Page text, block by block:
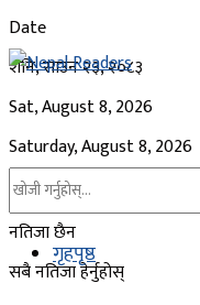
Date
शनि, साउन २३, २०८३
Sat, August 8, 2026
Saturday, August 8, 2026
नतिजा छैन
सबै नतिजा हेर्नुहोस्
गृहपृष्ठ